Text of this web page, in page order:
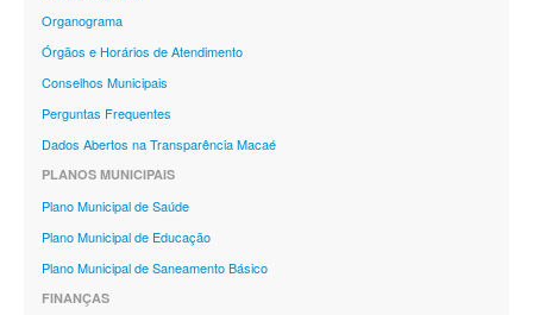
Organograma
Órgãos e Horários de Atendimento
Conselhos Municipais
Perguntas Frequentes
Dados Abertos na Transparência Macaé
PLANOS MUNICIPAIS
Plano Municipal de Saúde
Plano Municipal de Educação
Plano Municipal de Saneamento Básico
FINANÇAS